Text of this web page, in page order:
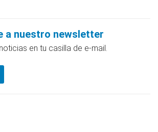
a nuestro newsletter
en tu casilla de e-mail.